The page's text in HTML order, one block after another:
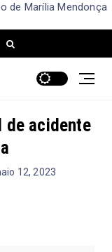
de Marília Mendonça
de acidente
12, 2023